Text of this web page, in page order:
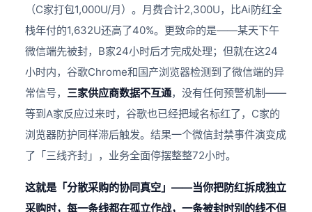
（C家打包1,000U/月）。月费合计2,300U，比Ai防红全
栈年付的1,632U还高了40%。更致命的是——某天下午
微信端先被封，B家24小时后才完成处理；但就在这24
小时内，谷歌Chrome和国产浏览器检测到了微信端的异
常信号， 三家供应商数据不互通，没有任何预警机制——
等到A家反应过来时，谷歌也已经把域名标红了，C家的
浏览器防护同样滞后触发。结果一个微信封禁事件演变成
了「三线齐封」，业务全面停摆整整72小时。
这就是「分散采购的协同真空」——当你把防红拆成独立
采购时，每一条线都在孤立作战，一条被封时别的线不但